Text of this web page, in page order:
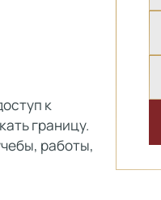
к
границу.
работы,